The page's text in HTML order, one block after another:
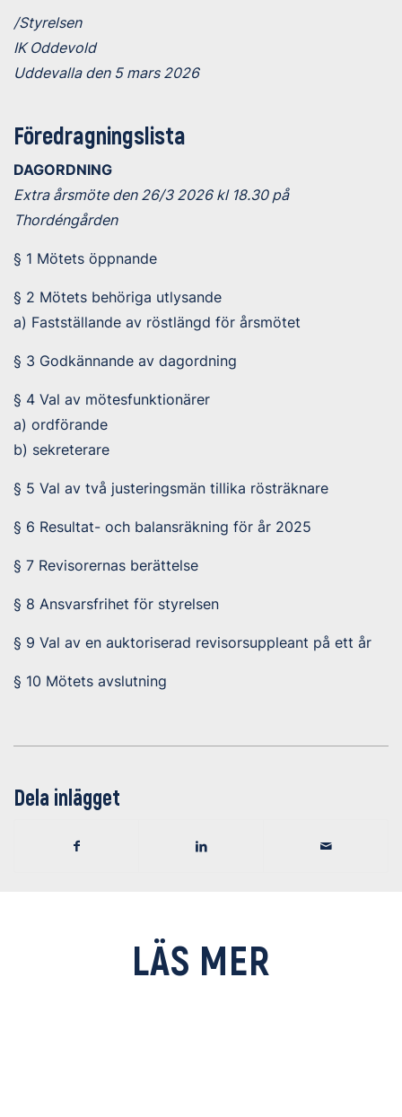
/Styrelsen
IK Oddevold
Uddevalla den 5 mars 2026
Föredragningslista
DAGORDNING
Extra årsmöte den 26/3 2026 kl 18.30 på
Thordéngården
§ 1 Mötets öppnande
§ 2 Mötets behöriga utlysande
a) Fastställande av röstlängd för årsmötet
§ 3 Godkännande av dagordning
§ 4 Val av mötesfunktionärer
a) ordförande
b) sekreterare
§ 5 Val av två justeringsmän tillika rösträknare
§ 6 Resultat- och balansräkning för år 2025
§ 7 Revisorernas berättelse
§ 8 Ansvarsfrihet för styrelsen
§ 9 Val av en auktoriserad revisorsuppleant på ett år
§ 10 Mötets avslutning
Dela inlägget
LÄS MER